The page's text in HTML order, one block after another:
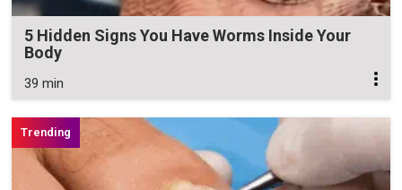
5 Hidden Signs You Have Worms Inside Your
Body
39 min